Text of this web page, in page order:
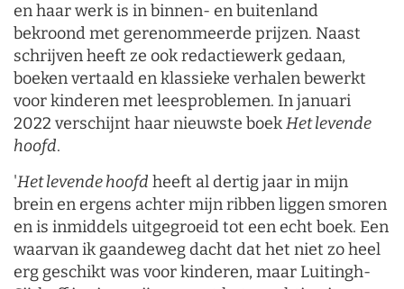
en haar werk is in binnen- en buitenland
bekroond met gerenommeerde prijzen. Naast
schrijven heeft ze ook redactiewerk gedaan,
boeken vertaald en klassieke verhalen bewerkt
voor kinderen met leesproblemen. In januari
2022 verschijnt haar nieuwste boekHet levende
hoofd.
'Het levende hoofd heeft al dertig jaar in mijn
brein en ergens achter mijn ribben liggen smoren
en is inmiddels uitgegroeid tot een echt boek. Een
waarvan ik gaandeweg dacht dat het niet zo heel
erg geschikt was voor kinderen, maar Luitingh-